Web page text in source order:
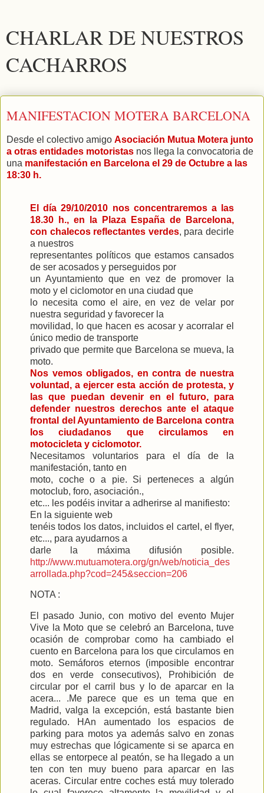
CHARLAR DE NUESTROS
CACHARROS
MANIFESTACION MOTERA BARCELONA
Desde el colectivo amigo Asociación Mutua Motera junto
a otras entidades motoristas nos llega la convocatoria de
una manifestación en Barcelona el 29 de Octubre a las
18:30 h.
El día 29/10/2010 nos concentraremos a las
18.30 h., en la Plaza España de Barcelona,
con chalecos reflectantes verdes, para decirle
a nuestros
representantes políticos que estamos cansados
de ser acosados y perseguidos por
un Ayuntamiento que en vez de promover la
moto y el ciclomotor en una ciudad que
lo necesita como el aire, en vez de velar por
nuestra seguridad y favorecer la
movilidad, lo que hacen es acosar y acorralar el
único medio de transporte
privado que permite que Barcelona se mueva, la
moto.
Nos vemos obligados, en contra de nuestra
voluntad, a ejercer esta acción de protesta, y
las que puedan devenir en el futuro, para
defender nuestros derechos ante el ataque
frontal del Ayuntamiento de Barcelona contra
los ciudadanos que circulamos en
motocicleta y ciclomotor.
Necesitamos voluntarios para el día de la
manifestación, tanto en
moto, coche o a pie. Si perteneces a algún
motoclub, foro, asociación.,
etc... les podéis invitar a adherirse al manifiesto:
En la siguiente web
tenéis todos los datos, incluidos el cartel, el flyer,
etc..., para ayudarnos a
darle la máxima difusión posible.
http://www.mutuamotera.org/gn/web/noticia_des
arrollada.php?cod=245&seccion=206
NOTA :
El pasado Junio, con motivo del evento Mujer
Vive la Moto que se celebró an Barcelona, tuve
ocasión de comprobar como ha cambiado el
cuento en Barcelona para los que circulamos en
moto. Semáforos eternos (imposible encontrar
dos en verde consecutivos), Prohibición de
circular por el carril bus y lo de aparcar en la
acera... .Me parece que es un tema que en
Madrid, valga la excepción, está bastante bien
regulado. HAn aumentado los espacios de
parking para motos ya además salvo en zonas
muy estrechas que lógicamente si se aparca en
ellas se entorpece al peatón, se ha llegado a un
ten con ten muy bueno para aparcar en las
aceras. Circular entre coches está muy tolerado